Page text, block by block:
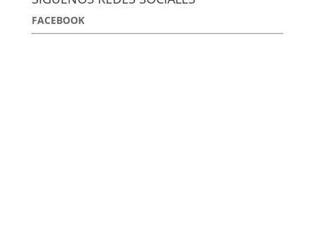
FACEBOOK